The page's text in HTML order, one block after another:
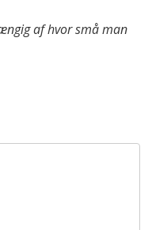
af hvor små man